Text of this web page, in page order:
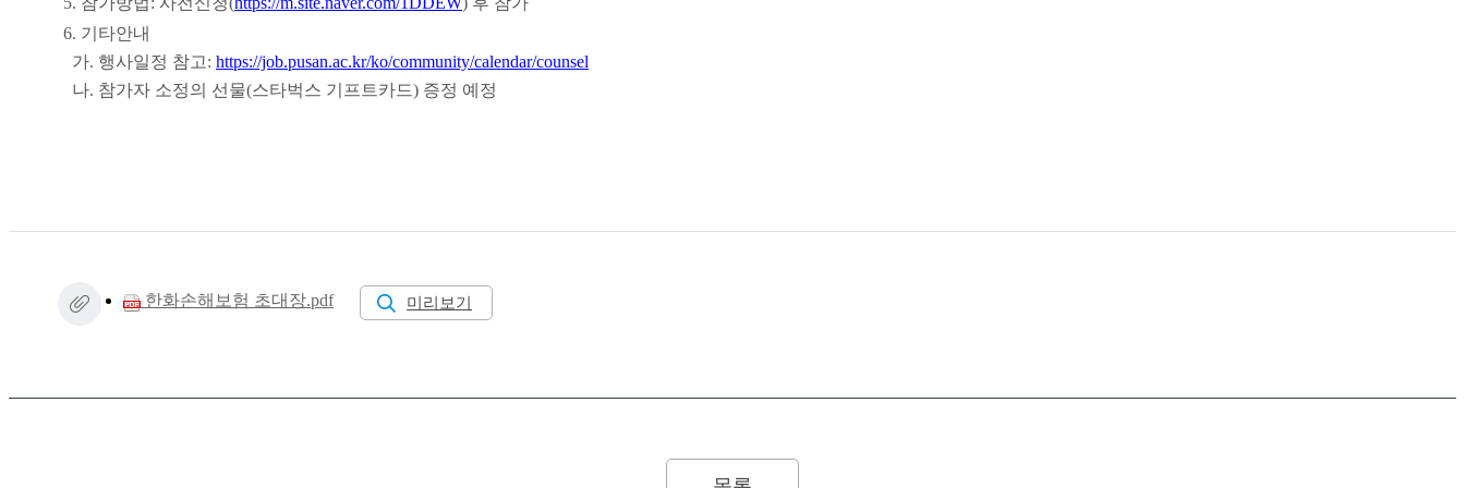
6. 기타안내
가. 행사일정 참고: https://job.pusan.ac.kr/ko/community/calendar/counsel
나. 참가자 소정의 선물(스타벅스 기프트카드) 증정 예정
한화손해보험 초대장.pdf 미리보기